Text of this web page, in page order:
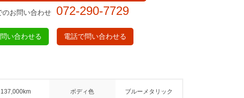
のお問い合わせ 072-290-7729
い合わせる 電話で問い合わせる
137,000km ボディ色 ブルーメタリック